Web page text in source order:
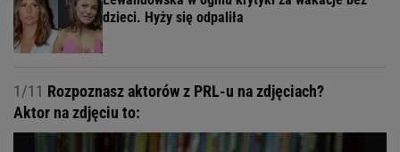
dzieci. Hyży się odpaliła
1/11 Rozpoznasz aktorów z PRL-u na zdjęciach?
Aktor na zdjęciu to: